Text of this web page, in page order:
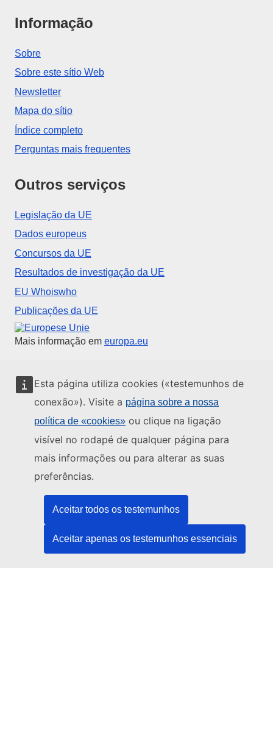
Esta página utiliza cookies («testemunhos de
conexão»). Visite a página sobre a nossa
política de «cookies» ou clique na ligação
visível no rodapé de qualquer página para
mais informações ou para alterar as suas
preferências.
Aceitar todos os testemunhos
Aceitar apenas os testemunhos essenciais
Informação
Sobre
Sobre este sítio Web
Newsletter
Mapa do sítio
Índice completo
Perguntas mais frequentes
Outros serviços
Legislação da UE
Dados europeus
Concursos da UE
Resultados de investigação da UE
EU Whoiswho
Publicações da UE
União Europeia
Mais informação em europa.eu
Contacte a UE
Redes sociais
Encontre os canais da UE nas redes sociais